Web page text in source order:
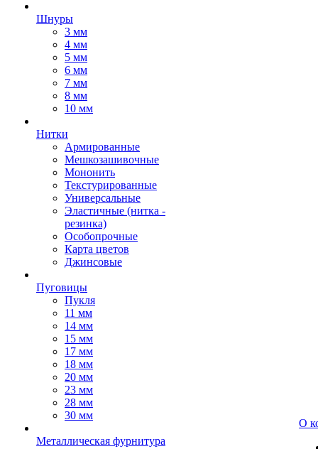
Шнуры
3 мм
4 мм
5 мм
6 мм
7 мм
8 мм
10 мм
Нитки
Армированные
Мешкозашивочные
Мононить
Текстурированные
Универсальные
Эластичные (нитка -
резинка)
Особопрочные
Карта цветов
Джинсовые
Пуговицы
Пукля
11 мм
14 мм
15 мм
17 мм
18 мм
20 мм
23 мм
28 мм
30 мм
Металлическая фурнитура
О